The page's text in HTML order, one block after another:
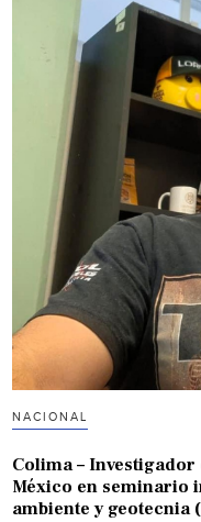
NACIONAL
Colima –
México en seminario
ambiente y geotecnia